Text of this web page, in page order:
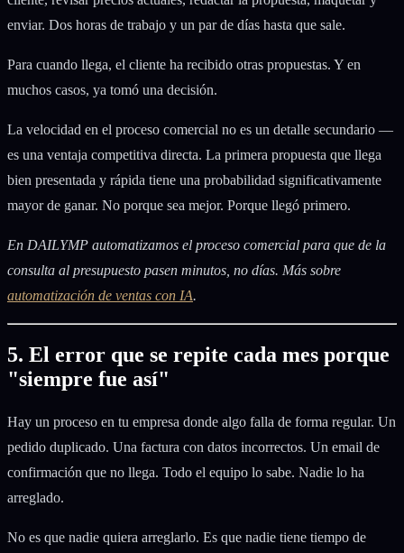
enviar. Dos horas de trabajo y un par de días hasta que sale.
Para cuando llega, el cliente ha recibido otras propuestas. Y en
muchos casos, ya tomó una decisión.
La velocidad en el proceso comercial no es un detalle secundario —
es una ventaja competitiva directa. La primera propuesta que llega
bien presentada y rápida tiene una probabilidad significativamente
mayor de ganar. No porque sea mejor. Porque llegó primero.
En DAILYMP automatizamos el proceso comercial para que de la
consulta al presupuesto pasen minutos, no días. Más sobre
automatización de ventas con IA.
5. El error que se repite cada mes porque
"siempre fue así"
Hay un proceso en tu empresa donde algo falla de forma regular. Un
pedido duplicado. Una factura con datos incorrectos. Un email de
confirmación que no llega. Todo el equipo lo sabe. Nadie lo ha
arreglado.
No es que nadie quiera arreglarlo. Es que nadie tiene tiempo de